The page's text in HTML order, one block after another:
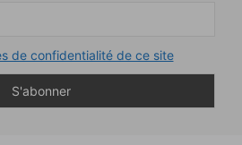
de confidentialité de ce site